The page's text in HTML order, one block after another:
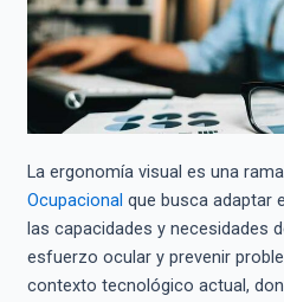
La ergonomía visual es una
Ocupacional que busca adaptar
las capacidades y necesidades
esfuerzo ocular y prevenir
contexto tecnológico actual,